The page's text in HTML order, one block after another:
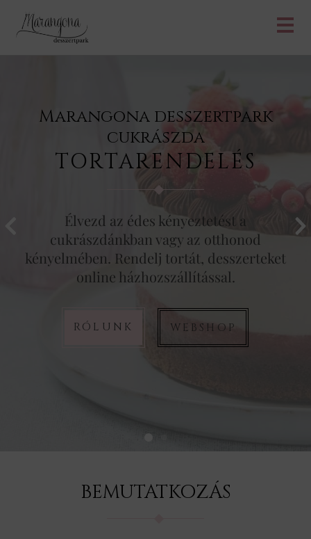
Marangona desszertpark
cukrászda
TORTARENDELÉS
Élvezd az édes kényeztetést a
cukrászdánkban vagy az otthonod
kényelmében. Rendelj tortát, desszerteket
online házhozszállítással.
RÓLUNK WEBSHOP
BEMUTATKOZÁS